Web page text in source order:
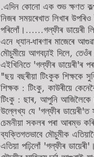
.এদিন কোনো এক শুভ ক্ষণত
নিজৰ সময়ৰেখাত লিখাৰ
পৰিলোঁ।......গল্ফীৰ ডায়েৰী
এনে ধ্যান-ধাৰণাৰ মাজেৰে
মৌচুমীয়ে আগবঢ়াই দিলে,
এইখিনিতে 'গল্ফীৰ ডায়েৰী'ৰ
"ছয় বছৰীয়া টিংকুক শিক্ষকে
শিক্ষক : টিংকু, কাউৰীয়ে
টিংকু : ছাৰ, আপুনি আজিলৈকে
উল্লেখ্য যে 'গল্ফীৰ ডায়েৰী'ত
চেমনীয়া সকলৰ পৰা আৰম্ভ
ব্যক্তিগতভাবে মৌচুমীক
এতিয়া পঢ়িলোঁ 'গল্ফীৰ